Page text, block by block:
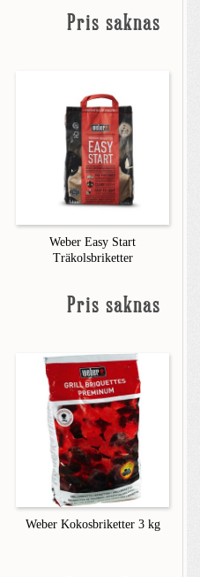
Pris saknas
Weber Easy Start
Träkolsbriketter
Pris saknas
Weber Kokosbriketter 3 kg